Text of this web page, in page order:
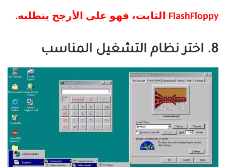
FlashFloppy الثابت، فهو على الأرجح يتطلبه.
8. اختر نظام التشغيل المناسب